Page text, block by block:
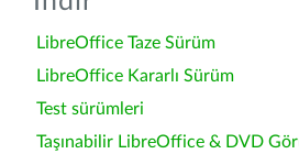
LibreOffice Taze Sürüm
LibreOffice Kararlı Sürüm
Test sürümleri
Taşınabilir LibreOffice & DVD